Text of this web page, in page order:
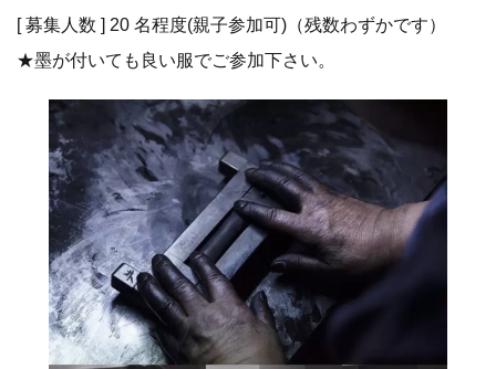
[ 募集人数 ] 20 名程度(親子参加可)（残数わずかです）
★墨が付いても良い服でご参加下さい。